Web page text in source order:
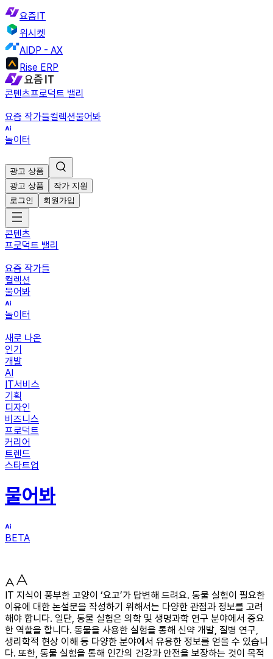
요즘IT
위시켓
AIDP - AX
Rise ERP
콘텐츠프로덕트 밸리
요즘 작가들컬렉션물어봐
놀이터
광고 상품
광고 상품
작가 지원
로그인
회원가입
콘텐츠
프로덕트 밸리
요즘 작가들
컬렉션
물어봐
놀이터
새로 나온
인기
개발
AI
IT서비스
기획
디자인
비즈니스
프로덕트
커리어
트렌드
스타트업
물어봐
BETA
IT 지식이 풍부한 고양이 ‘요고’가 답변해 드려요. 동물 실험이 필요한
이유에 대한 논설문을 작성하기 위해서는 다양한 관점과 정보를 고려
해야 합니다. 일단, 동물 실험은 의학 및 생명과학 연구 분야에서 중요
한 역할을 합니다. 동물을 사용한 실험을 통해 신약 개발, 질병 연구,
생리학적 현상 이해 등 다양한 분야에서 유용한 정보를 얻을 수 있습니
다. 또한, 동물 실험을 통해 인간의 건강과 안전을 보장하는 것이 목적